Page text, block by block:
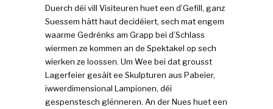
Duerch déi vill Visiteuren huet een d’Gefill, ganz
Suessem hätt haut decidéiert, sech mat engem
waarme Gedrénks am Grapp bei d’Schlass
wiermen ze kommen an de Spektakel op sech
wierken ze loossen. Um Wee bei dat grousst
Lagerfeier gesäit ee Skulpturen aus Pabeier,
iwwerdimensional Lampionen, déi
gespenstesch glënneren. An der Nues huet een